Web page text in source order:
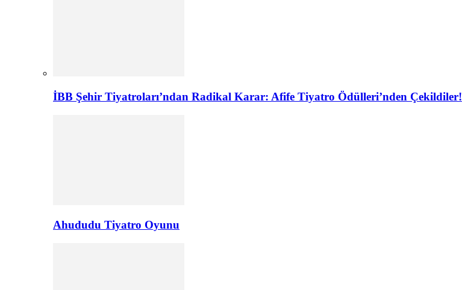
İBB Şehir Tiyatroları’ndan Radikal Karar: Afife Tiyatro Ödülleri’nden Çekildiler!
Ahududu Tiyatro Oyunu